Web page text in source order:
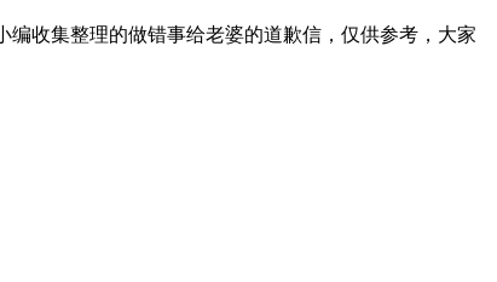
收集整理的做错事给老婆的道歉信，仅供参考，大家